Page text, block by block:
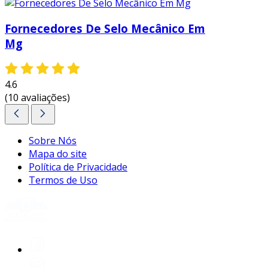
redução de custos com manutenção e aumento
da produtividade. portanto, é essencial que as
empresas considerem a qualidade e a
adequação desses componentes para suas
operações, assegurando assim um
desempenho otimizado e confiável.
Fornecedores De Selo Mecânico Em
Mg
4.6
(10 avaliações)
Sobre Nós
Mapa do site
Política de Privacidade
Termos de Uso